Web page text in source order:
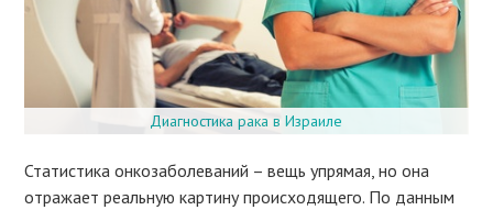
Диагностика рака в Израиле
Статистика онкозаболеваний – вещь упрямая, но она
отражает реальную картину происходящего. По данным